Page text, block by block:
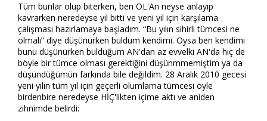
Tüm bunlar olup biterken, ben OL'An neyse anlayıp
kavrarken neredeyse yıl bitti ve yeni yıl için karşılama
çalışması hazırlamaya başladım. “Bu yılın sihirli tümcesi ne
olmalı” diye düşünürken buldum kendimi. Oysa ben kendimi
bunu düşünürken bulduğum AN'dan az evvelki AN'da hiç de
böyle bir tümce olması gerektiğini düşünmmemiştim ya da
düşündüğümün farkında bile değildim. 28 Aralık 2010 gecesi
yeni yılın tüm yıl için geçerli olumlama tümcesi öyle
birdenbire neredeyse HİÇ'likten içime aktı ve aniden
zihnimde belirdi: